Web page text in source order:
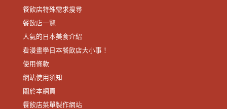
餐飲店特殊需求搜尋
餐飲店一覽
人氣的日本美食介紹
看漫畫學日本餐飲店大小事！
使用條款
網站使用須知
關於本網頁
餐飲店菜單製作網站